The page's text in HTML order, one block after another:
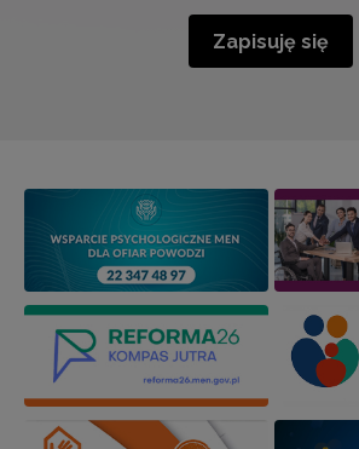
Zapisuję się